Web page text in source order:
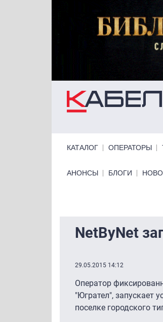
КАТАЛОГ ОПЕРАТОРЫ
Primary links bottom
АНОНСЫ БЛОГИ
NetByNet
29.05.2015 14:12
Оператор
"Югрател", запускает
поселке городского